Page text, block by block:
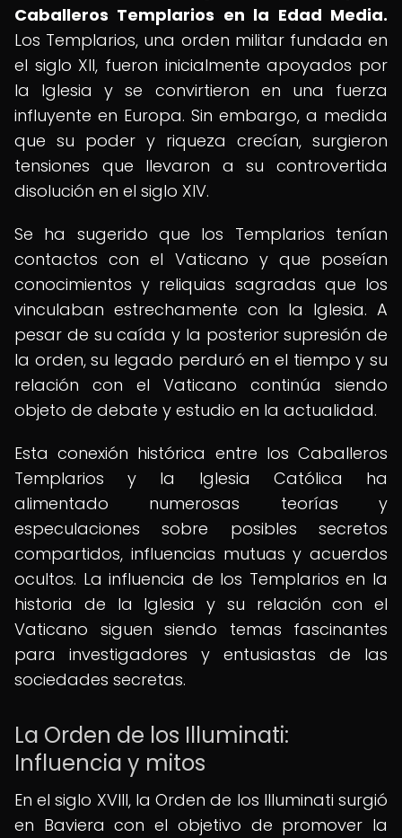
Caballeros Templarios en la Edad Media.
Los Templarios, una orden militar fundada en
el siglo XII, fueron inicialmente apoyados por
la Iglesia y se convirtieron en una fuerza
influyente en Europa. Sin embargo, a medida
que su poder y riqueza crecían, surgieron
tensiones que llevaron a su controvertida
disolución en el siglo XIV.
Se ha sugerido que los Templarios tenían
contactos con el Vaticano y que poseían
conocimientos y reliquias sagradas que los
vinculaban estrechamente con la Iglesia. A
pesar de su caída y la posterior supresión de
la orden, su legado perduró en el tiempo y su
relación con el Vaticano continúa siendo
objeto de debate y estudio en la actualidad.
Esta conexión histórica entre los Caballeros
Templarios y la Iglesia Católica ha
alimentado numerosas teorías y
especulaciones sobre posibles secretos
compartidos, influencias mutuas y acuerdos
ocultos. La influencia de los Templarios en la
historia de la Iglesia y su relación con el
Vaticano siguen siendo temas fascinantes
para investigadores y entusiastas de las
sociedades secretas.
La Orden de los Illuminati:
Influencia y mitos
En el siglo XVIII, la Orden de los Illuminati surgió
en Baviera con el objetivo de promover la